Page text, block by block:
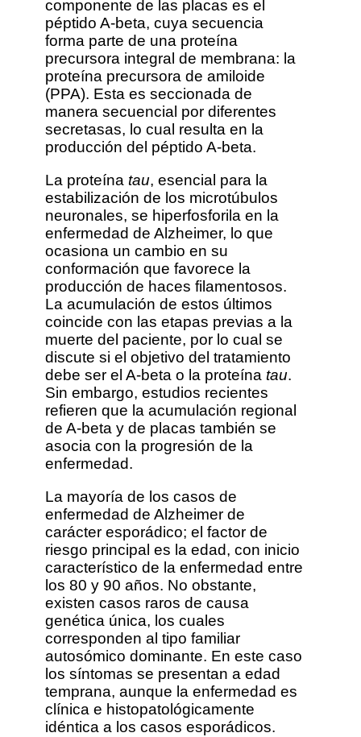
componente de las placas es el
péptido A-beta, cuya secuencia
forma parte de una proteína
precursora integral de membrana: la
proteína precursora de amiloide
(PPA). Esta es seccionada de
manera secuencial por diferentes
secretasas, lo cual resulta en la
producción del péptido A-beta.
La proteína tau, esencial para la
estabilización de los microtúbulos
neuronales, se hiperfosforila en la
enfermedad de Alzheimer, lo que
ocasiona un cambio en su
conformación que favorece la
producción de haces filamentosos.
La acumulación de estos últimos
coincide con las etapas previas a la
muerte del paciente, por lo cual se
discute si el objetivo del tratamiento
debe ser el A-beta o la proteína tau.
Sin embargo, estudios recientes
refieren que la acumulación regional
de A-beta y de placas también se
asocia con la progresión de la
enfermedad.
La mayoría de los casos de
enfermedad de Alzheimer de
carácter esporádico; el factor de
riesgo principal es la edad, con inicio
característico de la enfermedad entre
los 80 y 90 años. No obstante,
existen casos raros de causa
genética única, los cuales
corresponden al tipo familiar
autosómico dominante. En este caso
los síntomas se presentan a edad
temprana, aunque la enfermedad es
clínica e histopatológicamente
idéntica a los casos esporádicos.